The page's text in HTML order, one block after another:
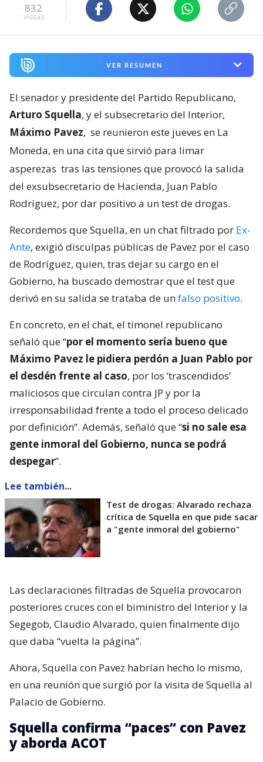
832
visitas
VER RESUMEN
El senador y presidente del Partido Republicano,
Arturo Squella, y el subsecretario del Interior,
Máximo Pavez, se reunieron este jueves en La
Moneda, en una cita que sirvió para limar
asperezas tras las tensiones que provocó la salida
del exsubsecretario de Hacienda, Juan Pablo
Rodríguez, por dar positivo a un test de drogas.
Recordemos que Squella, en un chat filtrado por Ex-
Ante, exigió disculpas públicas de Pavez por el caso
de Rodríguez, quien, tras dejar su cargo en el
Gobierno, ha buscado demostrar que el test que
derivó en su salida se trataba de unfalso positivo.
En concreto, en el chat, el timonel republicano
señaló que “por el momento sería bueno que
Máximo Pavez le pidiera perdón a Juan Pablo por
el desdén frente al caso, por los ‘trascendidos’
maliciosos que circulan contra JP y por la
irresponsabilidad frente a todo el proceso delicado
por definición”. Además, señaló que “si no sale esa
gente inmoral del Gobierno, nunca se podrá
despegar”.
Lee también...
Test de drogas: Alvarado rechaza
crítica de Squella en que pide sacar
a "gente inmoral del gobierno"
Las declaraciones filtradas de Squella provocaron
posteriores cruces con el biministro del Interior y la
Segegob, Claudio Alvarado, quien finalmente dijo
que daba “vuelta la página”.
Ahora, Squella con Pavez habrían hecho lo mismo,
en una reunión que surgió por la visita de Squella al
Palacio de Gobierno.
Squella confirma “paces” con Pavez
y aborda ACOT